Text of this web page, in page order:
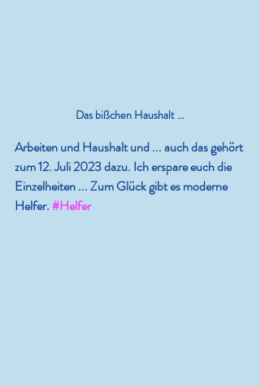
Das bißchen Haushalt ...
Arbeiten und Haushalt und ... auch das gehört
zum 12. Juli 2023 dazu. Ich erspare euch die
Einzelheiten ... Zum Glück gibt es moderne
Helfer. #Helfer